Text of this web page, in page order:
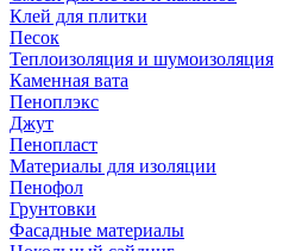
Клей для плитки
Песок
Теплоизоляция и шумоизоляция
Каменная вата
Пеноплэкс
Джут
Пенопласт
Материалы для изоляции
Пенофол
Грунтовки
Фасадные материалы